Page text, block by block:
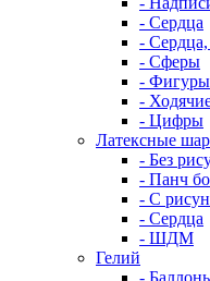
- Сердца
-
- Сферы
- Фигуры
-
- Цифры
Латексные
- Без
- Панч
- С
- Сердца
- ШДМ
Гелий
-